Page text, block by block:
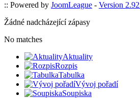
:: Powered by JoomLeague - Version
Žádné nadcházející zápasy
No matches
Aktuality
Rozpis
Tabulka
Vývoj pořadí
Soupiska